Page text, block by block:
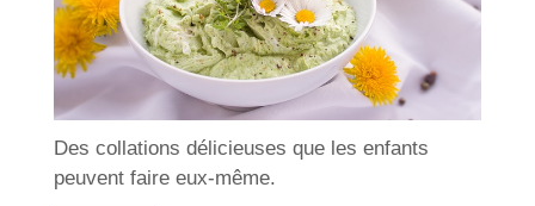
Des collations délicieuses que les enfants
peuvent faire eux-même.